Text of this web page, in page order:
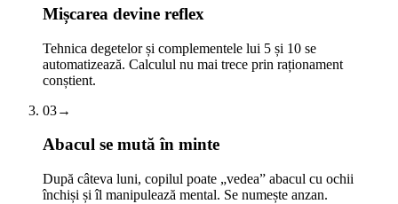
Mișcarea devine reflex
Tehnica degetelor și complementele lui 5 și 10 se
automatizează. Calculul nu mai trece prin raționament
conștient.
03→
Abacul se mută în minte
După câteva luni, copilul poate „vedea” abacul cu ochii
închiși și îl manipulează mental. Se numește anzan.